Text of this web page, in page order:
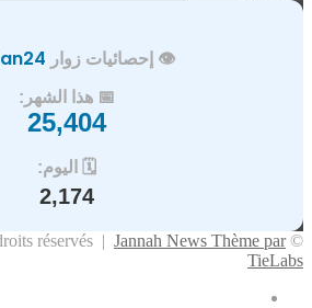
👁️ إحصائيات زوار
📅 هذا الشهر:
25,404
🗓️ اليوم:
2,174
© Copyright 2026, Tous droits réservés |
Jannah News Thème par
TieLabs